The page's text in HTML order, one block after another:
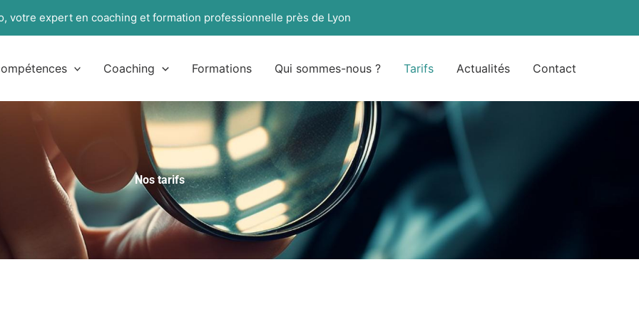
votre expert en coaching et formation professionnelle près de Lyon
Coaching Formations Qui sommes-nous ? Tarifs Actualités Contact
Nos tarifs